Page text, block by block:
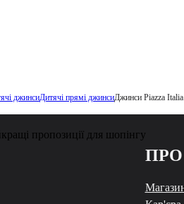
джинсиДитячі прямі джинсиДжинси Piazza
пропозиції для шопінгу